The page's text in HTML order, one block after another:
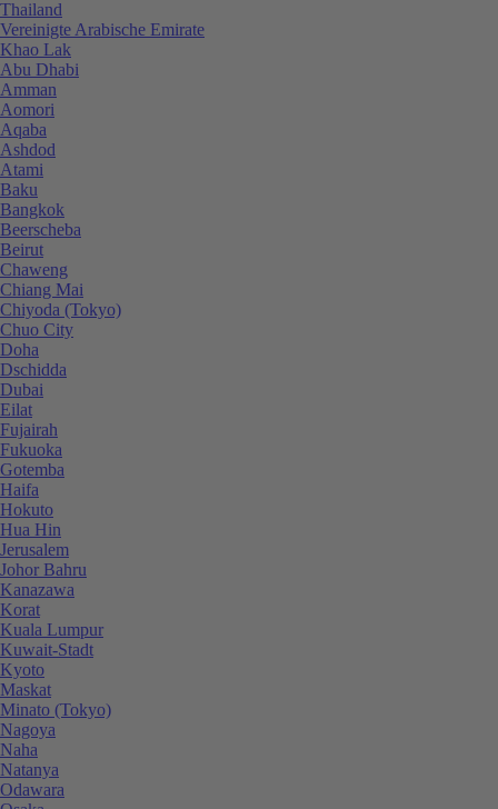
Thailand
Vereinigte Arabische Emirate
Khao Lak
Abu Dhabi
Amman
Aomori
Aqaba
Ashdod
Atami
Baku
Bangkok
Beerscheba
Beirut
Chaweng
Chiang Mai
Chiyoda (Tokyo)
Chuo City
Doha
Dschidda
Dubai
Eilat
Fujairah
Fukuoka
Gotemba
Haifa
Hokuto
Hua Hin
Jerusalem
Johor Bahru
Kanazawa
Korat
Kuala Lumpur
Kuwait-Stadt
Kyoto
Maskat
Minato (Tokyo)
Nagoya
Naha
Natanya
Odawara